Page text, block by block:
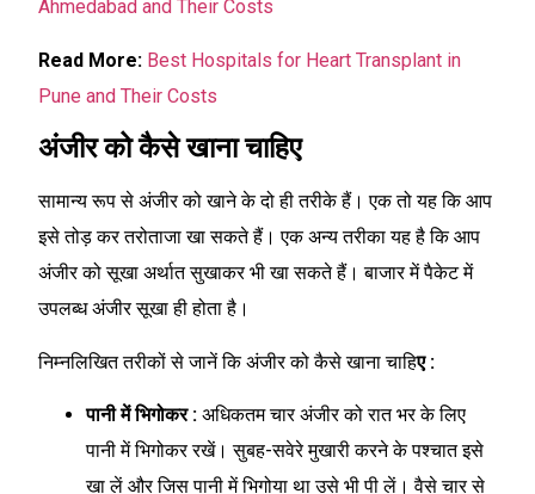
Ahmedabad and Their Costs
Read More: Best Hospitals for Heart Transplant in
Pune and Their Costs
अंजीर को कैसे खाना चाहिए
सामान्य रूप से अंजीर को खाने के दो ही तरीके हैं। एक तो यह कि आप
इसे तोड़ कर तरोताजा खा सकते हैं। एक अन्य तरीका यह है कि आप
अंजीर को सूखा अर्थात सुखाकर भी खा सकते हैं। बाजार में पैकेट में
उपलब्ध अंजीर सूखा ही होता है।
निम्नलिखित तरीकों से जानें कि अंजीर को कैसे खाना चाहिए :
पानी में भिगोकर : अधिकतम चार अंजीर को रात भर के लिए
पानी में भिगोकर रखें। सुबह-सवेरे मुखारी करने के पश्चात इसे
खा लें और जिस पानी में भिगोया था उसे भी पी लें। वैसे चार से